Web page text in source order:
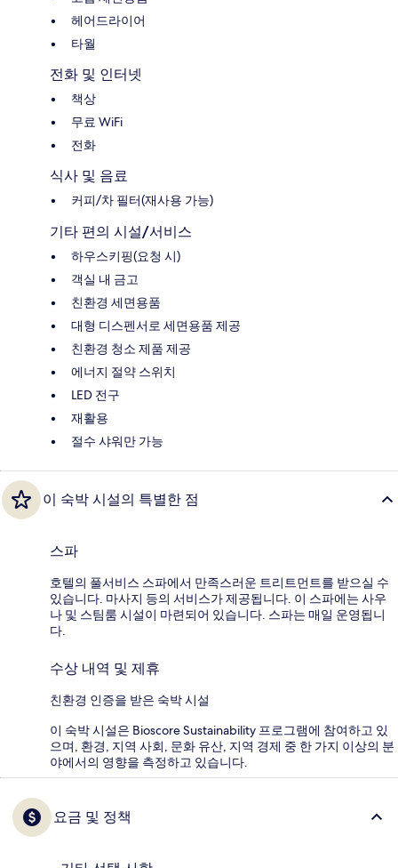
헤어드라이어
타월
전화 및 인터넷
책상
무료 WiFi
전화
식사 및 음료
커피/차 필터(재사용 가능)
기타 편의 시설/서비스
하우스키핑(요청 시)
객실 내 금고
친환경 세면용품
대형 디스펜서로 세면용품 제공
친환경 청소 제품 제공
에너지 절약 스위치
LED 전구
재활용
절수 샤워만 가능
이 숙박 시설의 특별한 점
스파
호텔의 풀서비스 스파에서 만족스러운 트리트먼트를 받으실 수
있습니다. 마사지 등의 서비스가 제공됩니다. 이 스파에는 사우
나 및 스팀룸 시설이 마련되어 있습니다. 스파는 매일 운영됩니
다.
수상 내역 및 제휴
친환경 인증을 받은 숙박 시설
이 숙박 시설은 Bioscore Sustainability 프로그램에 참여하고 있
으며, 환경, 지역 사회, 문화 유산, 지역 경제 중 한 가지 이상의 분
야에서의 영향을 측정하고 있습니다.
요금 및 정책